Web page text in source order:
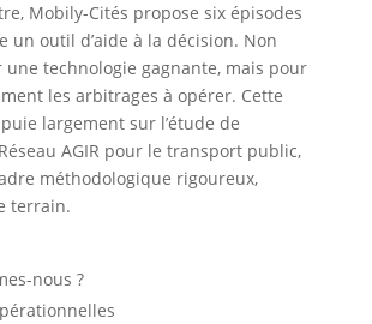
Mobily-Cités propose six épisodes
un outil d’aide à la décision. Non
une technologie gagnante, mais pour
les arbitrages à opérer. Cette
largement sur l’étude de
AGIR pour le transport public,
méthodologique rigoureux,
terrain.
nous ?